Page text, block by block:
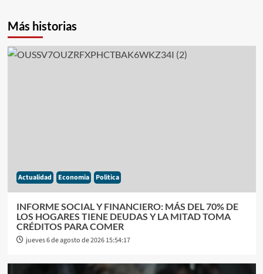
Más historias
Actualidad Economia Politica
INFORME SOCIAL Y FINANCIERO: MÁS DEL 70% DE
LOS HOGARES TIENE DEUDAS Y LA MITAD TOMA
CRÉDITOS PARA COMER
jueves 6 de agosto de 2026 15:54:17